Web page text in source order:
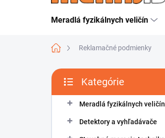
Meradlá fyzikálnych veličín
DomovReklamačné podmienky
B
č
kategórie
Kategórie
Meradlá fyzikálnych veličín
Detektory a vyhľadávače